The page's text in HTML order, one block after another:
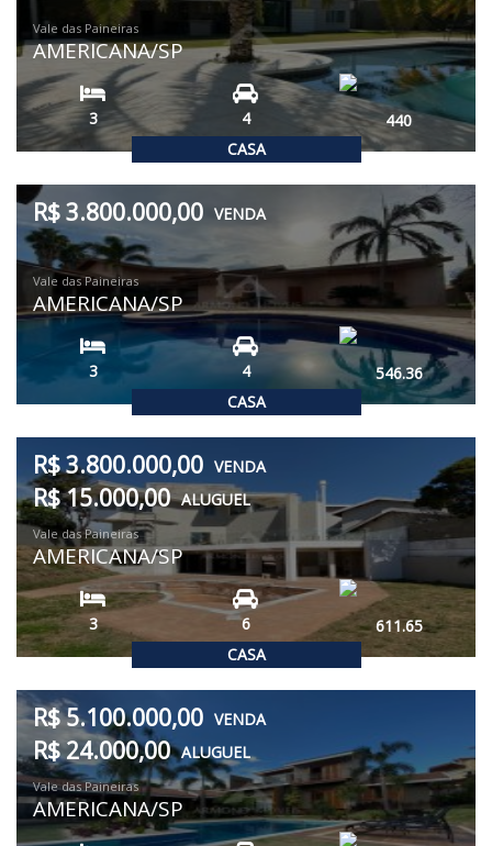
CASA
Vale das Paineiras
AMERICANA/SP
3 4 440
CASA
R$ 3.800.000,00 VENDA
Vale das Paineiras
AMERICANA/SP
3 4 546.36
CASA
R$ 3.800.000,00 VENDA
R$ 15.000,00 ALUGUEL
Vale das Paineiras
AMERICANA/SP
3 6 611.65
R$ 5.100.000,00 VENDA
R$ 24.000,00 ALUGUEL
Vale das Paineiras
AMERICANA/SP